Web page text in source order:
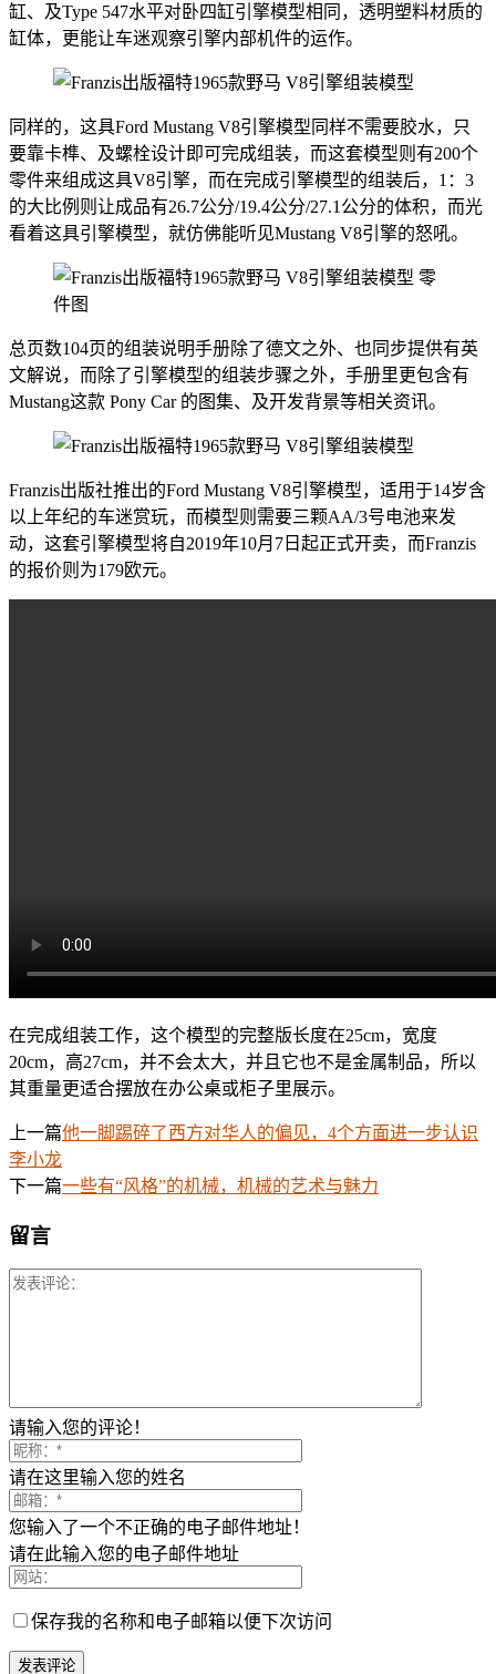
缸、及Type 547水平对卧四缸引擎模型相同，透明塑料材质的
缸体，更能让车迷观察引擎内部机件的运作。
同样的，这具Ford Mustang V8引擎模型同样不需要胶水，只
要靠卡榫、及螺栓设计即可完成组装，而这套模型则有200个
零件来组成这具V8引擎，而在完成引擎模型的组装后，1：3
的大比例则让成品有26.7公分/19.4公分/27.1公分的体积，而光
看着这具引擎模型，就仿佛能听见Mustang V8引擎的怒吼。
总页数104页的组装说明手册除了德文之外、也同步提供有英
文解说，而除了引擎模型的组装步骤之外，手册里更包含有
Mustang这款 Pony Car 的图集、及开发背景等相关资讯。
Franzis出版社推出的Ford Mustang V8引擎模型，适用于14岁含
以上年纪的车迷赏玩，而模型则需要三颗AA/3号电池来发
动，这套引擎模型将自2019年10月7日起正式开卖，而Franzis
的报价则为179欧元。
在完成组装工作，这个模型的完整版长度在25cm，宽度
20cm，高27cm，并不会太大，并且它也不是金属制品，所以
其重量更适合摆放在办公桌或柜子里展示。
上一篇他一脚踢碎了西方对华人的偏见，4个方面进一步认识
李小龙
下一篇一些有“风格”的机械，机械的艺术与魅力
留言
请输入您的评论！
请在这里输入您的姓名
您输入了一个不正确的电子邮件地址！
请在此输入您的电子邮件地址
保存我的名称和电子邮箱以便下次访问